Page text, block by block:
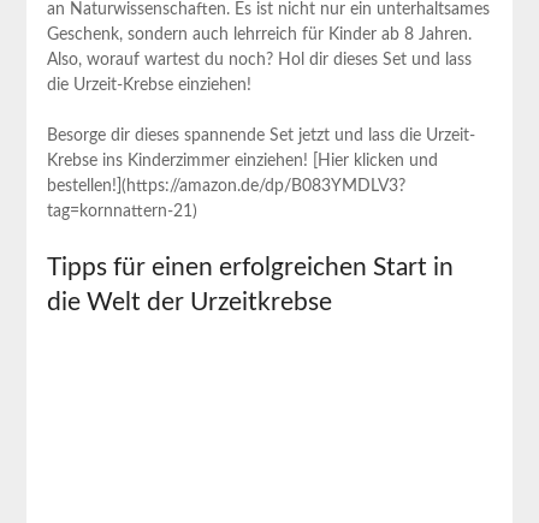
an Naturwissenschaften. Es ist nicht nur ein unterhaltsames
Geschenk, sondern auch lehrreich für Kinder ab 8 Jahren.
Also, worauf wartest du noch? Hol dir dieses Set und lass
die Urzeit-Krebse einziehen!
Besorge dir dieses spannende Set jetzt und lass die Urzeit-
Krebse ins Kinderzimmer einziehen! [Hier klicken und
bestellen!](https://amazon.de/dp/B083YMDLV3?
tag=kornnattern-21)
Tipps für einen erfolgreichen Start in
die Welt der Urzeitkrebse